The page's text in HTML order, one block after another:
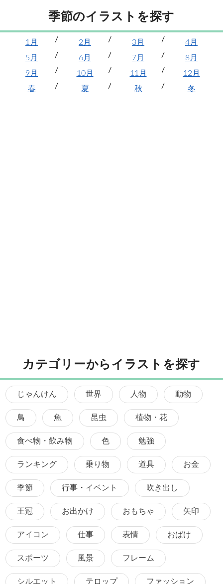
季節のイラストを探す
1月 2月 3月
4月
5月
6月 7月
8月
9月
10月 11月
12月
春
夏 秋 冬
カテゴリーからイラストを探す
じゃんけん 世界 人物 動物
鳥 魚 昆虫 植物・花
食べ物・飲み物 色 勉強
ランキング 乗り物 道具 お金
季節 行事・イベント 吹き出し
王冠 お出かけ おもちゃ 矢印
アイコン 仕事 表情 おばけ
スポーツ 風景 フレーム
シルエット テロップ ファッション